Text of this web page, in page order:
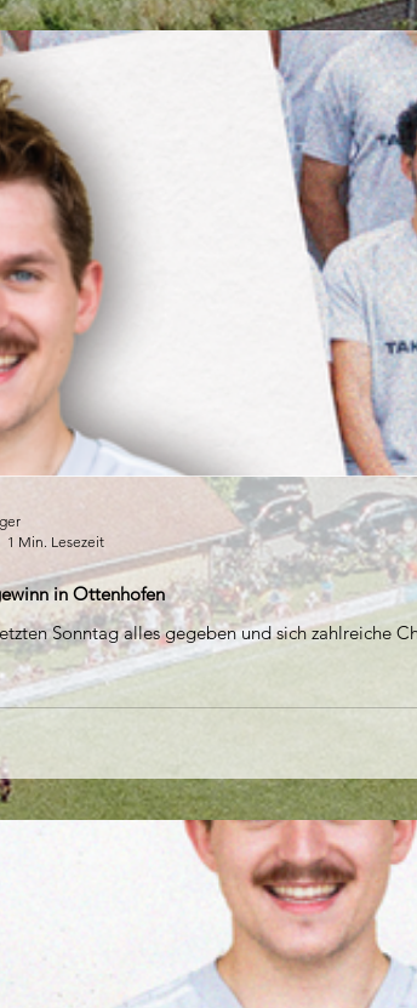
in Ottenhofen
Sonntag alles gegeben und sich zahlreiche
1 Min. Lesezeit